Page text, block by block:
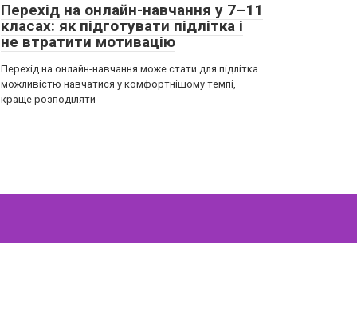
Перехід на онлайн-навчання у 7–11
класах: як підготувати підлітка і
не втратити мотивацію
Перехід на онлайн-навчання може стати для підлітка
можливістю навчатися у комфортнішому темпі,
краще розподіляти